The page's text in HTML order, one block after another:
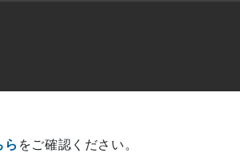
ら をご確認ください。